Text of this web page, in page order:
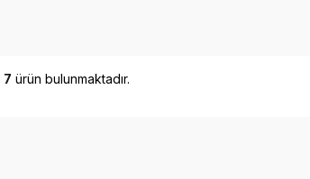
7 ürün bulunmaktadır.